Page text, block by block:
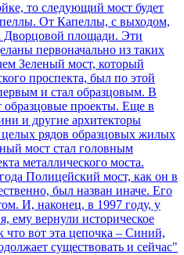
то следующий мост будет
От Капеллы, с выходом,
Дворцовой площади. Эти
первоначально из таких
Зеленый мост, который
проспекта, был по этой
и стал образцовым. В
образцовые проекты. Еще в
и другие архитекторы
целых рядов образцовых жилых
мост стал головным
металлического моста.
Полицейский мост, как он в
был назван иначе. Его
И, наконец, в 1997 году, у
ему вернули историческое
что вот эта цепочка – Синий,
существовать и сейчас"